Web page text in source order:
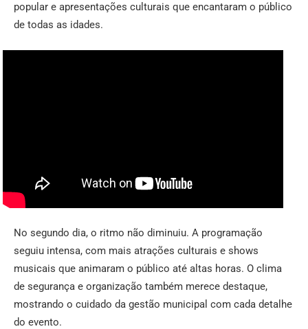
popular e apresentações culturais que encantaram o público
de todas as idades.
No segundo dia, o ritmo não diminuiu. A programação
seguiu intensa, com mais atrações culturais e shows
musicais que animaram o público até altas horas. O clima
de segurança e organização também merece destaque,
mostrando o cuidado da gestão municipal com cada detalhe
do evento.